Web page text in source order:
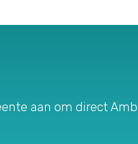
aan om direct